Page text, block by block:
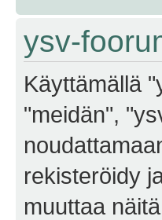
ysv-
Käyttämällä
"meidän",
rekisteröidy
muuttaa